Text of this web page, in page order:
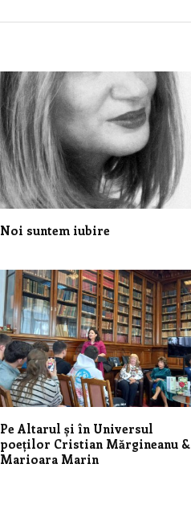
Noi suntem iubire
Pe Altarul și în Universul
poeților Cristian Mărgineanu &
Marioara Marin